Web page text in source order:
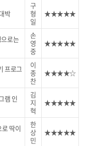
박
구
형
일
★★★★★
로는
손
영
중
★★★★★
프로그
이
종
찬
★★★★☆
램 인
김
지
혁
★★★★★
딱이
한
상
민
★★★★★